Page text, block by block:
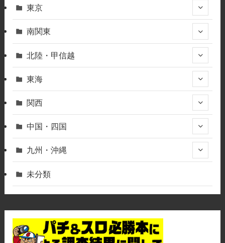
東京
南関東
北陸・甲信越
東海
関西
中国・四国
九州・沖縄
未分類